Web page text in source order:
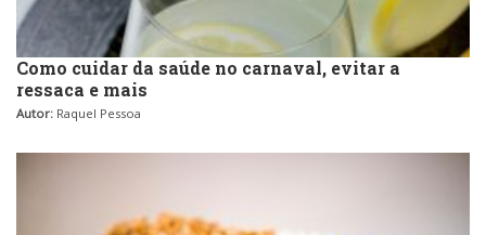
Como cuidar da saúde no carnaval, evitar a
ressaca e mais
Autor: Raquel Pessoa